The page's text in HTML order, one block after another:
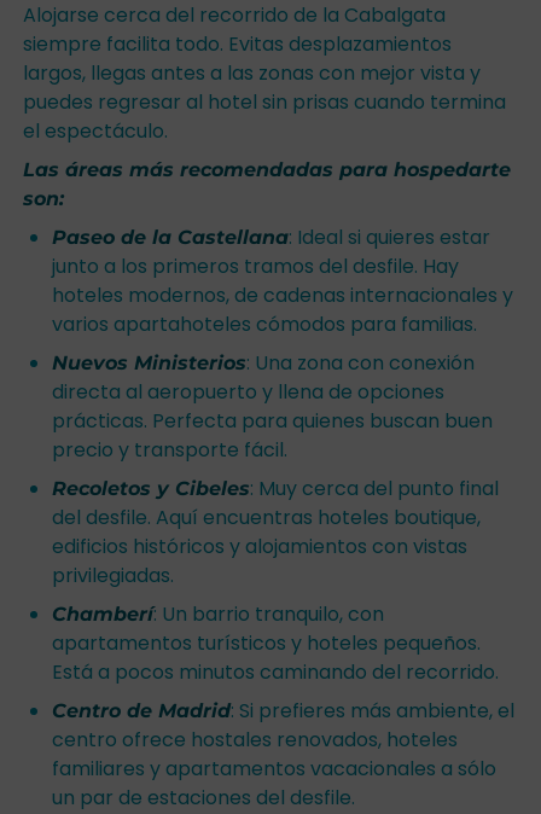
Alojarse cerca del recorrido de la Cabalgata
siempre facilita todo. Evitas desplazamientos
largos, llegas antes a las zonas con mejor vista y
puedes regresar al hotel sin prisas cuando termina
el espectáculo.
Las áreas más recomendadas para hospedarte
son:
Paseo de la Castellana: Ideal si quieres estar
junto a los primeros tramos del desfile. Hay
hoteles modernos, de cadenas internacionales y
varios apartahoteles cómodos para familias.
Nuevos Ministerios: Una zona con conexión
directa al aeropuerto y llena de opciones
prácticas. Perfecta para quienes buscan buen
precio y transporte fácil.
Recoletos y Cibeles: Muy cerca del punto final
del desfile. Aquí encuentras hoteles boutique,
edificios históricos y alojamientos con vistas
privilegiadas.
Chamberí: Un barrio tranquilo, con
apartamentos turísticos y hoteles pequeños.
Está a pocos minutos caminando del recorrido.
Centro de Madrid: Si prefieres más ambiente, el
centro ofrece hostales renovados, hoteles
familiares y apartamentos vacacionales a sólo
un par de estaciones del desfile.